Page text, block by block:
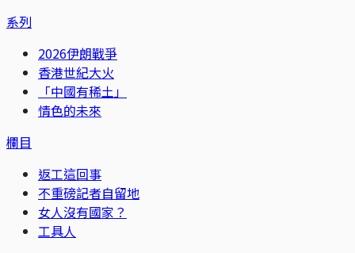
系列
2026伊朗戰爭
香港世紀大火
「中國有稀土」
情色的未來
欄目
返工這回事
不重磅記者自留地
女人沒有國家？
工具人